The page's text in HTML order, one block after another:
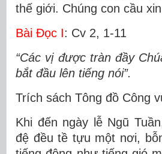
thế giới. Chúng con cầu
Bài Ðọc I: Cv 2, 1-11
“Các vị được tràn đầy
bắt đầu lên tiếng nói”.
Trích sách Tông đồ Công
Khi đến ngày lễ Ngũ
đệ đều tề tựu một nơi,